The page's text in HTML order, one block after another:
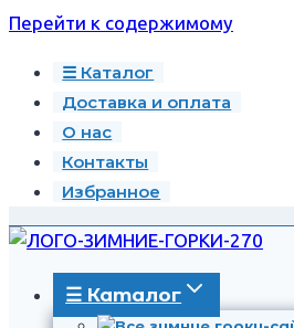
Перейти к содержимому
☰ Каталог
Доставка и оплата
О нас
Контакты
Избранное
☰ Каталог